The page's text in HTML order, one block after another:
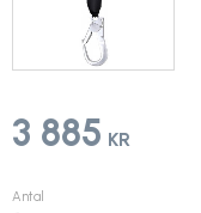
3 885 KR
Antal